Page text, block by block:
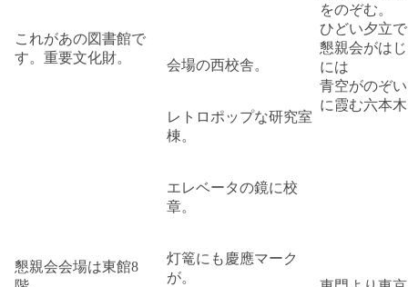
これがあの図書館で
す。重要文化財。
会場の西校舎。
レトロポップな研究室
棟。
エレベータの鏡に校
章。
灯篭にも慶應マーク
が。
をのぞむ。
ひどい夕立
懇親会がは
には
青空がのぞ
に霞む六本
懇親会会場は東館8